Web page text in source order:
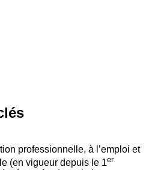
professionnelle, à l’emploi et
(en vigueur depuis le 1er